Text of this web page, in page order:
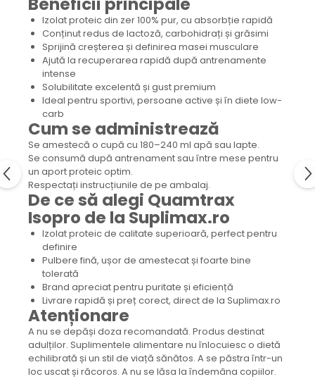
Izolat proteic din zer 100% pur, cu absorbție rapidă
Conținut redus de lactoză, carbohidrați și grăsimi
Sprijină creșterea și definirea masei musculare
Ajută la recuperarea rapidă după antrenamente
intense
Solubilitate excelentă și gust premium
Ideal pentru sportivi, persoane active și în diete low-
carb
Cum se administrează
Se amestecă o cupă cu 180–240 ml apă sau lapte.
Se consumă după antrenament sau între mese pentru
un aport proteic optim.
Respectați instrucțiunile de pe ambalaj.
De ce să alegi Quamtrax
Isopro de la Suplimax.ro
Izolat proteic de calitate superioară, perfect pentru
definire
Pulbere fină, ușor de amestecat și foarte bine
tolerată
Brand apreciat pentru puritate și eficiență
Livrare rapidă și preț corect, direct de la Suplimax.ro
Atenționare
A nu se depăși doza recomandată. Produs destinat
adulților. Suplimentele alimentare nu înlocuiesc o dietă
echilibrată și un stil de viață sănătos. A se păstra într-un
loc uscat și răcoros. A nu se lăsa la îndemâna copiilor.